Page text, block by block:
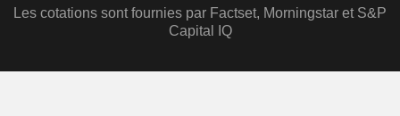
Les cotations sont fournies par Factset, Morningstar et S&P
Capital IQ